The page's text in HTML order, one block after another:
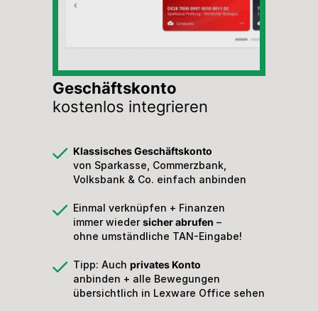
Geschäftskonto
kostenlos integrieren
Klassisches Geschäftskonto
von Sparkasse, Commerzbank,
Volksbank & Co. einfach anbinden
Einmal verknüpfen + Finanzen
immer wiedersicher abrufen –
ohne umständliche TAN-Eingabe!
Tipp: Auch privates Konto
anbinden + alle Bewegungen
übersichtlich in Lexware Office sehen